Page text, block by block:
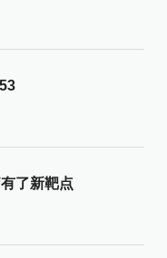
了新靶点